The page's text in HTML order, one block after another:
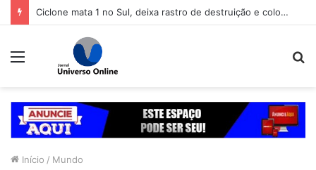
Ciclone mata 1 no Sul, deixa rastro de destruição e coloca 11 estados em alerta
Menu
Início / Mundo